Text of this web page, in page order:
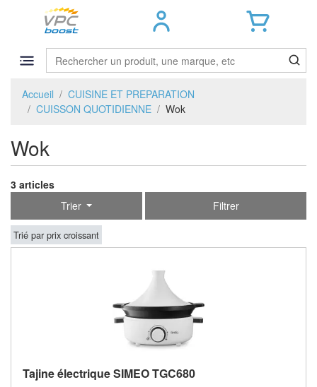
Accueil
CUISINE ET PREPARATION
CUISSON QUOTIDIENNE
Wok
Wok
3 articles
Trier
Filtrer
Trié par prix croissant
Tajine électrique SIMEO TGC680